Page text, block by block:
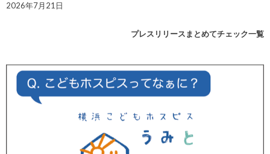
2026年7月21日
プレスリリースまとめてチェック一覧